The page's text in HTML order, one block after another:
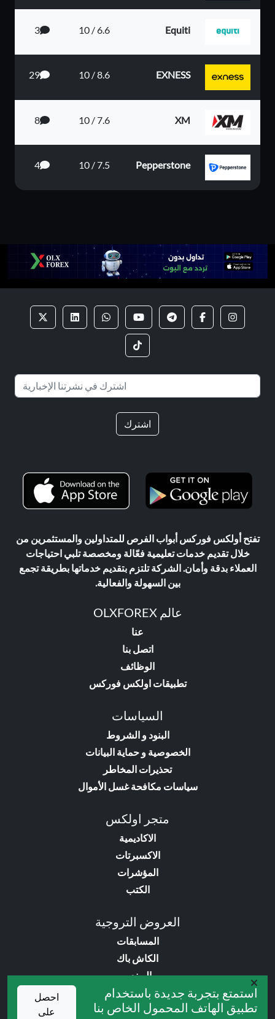
استمتع بتجربة جديدة باستخدام
تطبيق الهاتف المحمول الخاص بنا
احصل
على
Equiti
6.6 / 10
3
EXNESS
8.6 / 10
29
XM
7.6 / 10
8
Pepperstone
7.5 / 10
4
اشترك
تفتح أولكس فوركس أبواب الفرص للمتداولين والمستثمرين من
خلال تقديم خدمات تعليمية فعّالة ومخصصة تلبي احتياجات
العملاء بدقة وأمان. الشركة تلتزم بتقديم خدماتها بطريقة تجمع
بين السهولة والفعالية.
عالم OLXFOREX
عنا
اتصل بنا
الوظائف
تطبيقات اولكس فوركس
السياسات
البنود و الشروط
الخصوصية و حماية البيانات
تحذيرات المخاطر
سياسات مكافحة غسل الأموال
متجر اولكس
الاكاديمية
الاكسبرتات
المؤشرات
الكتب
العروض التروجية
المسابقات
الكاش باك
البونص
خدمات VIP